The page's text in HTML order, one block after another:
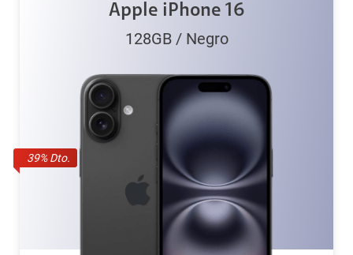
39% Dto.
Apple iPhone 16
128GB/ Negro